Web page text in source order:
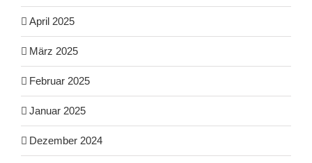
April 2025
März 2025
Februar 2025
Januar 2025
Dezember 2024